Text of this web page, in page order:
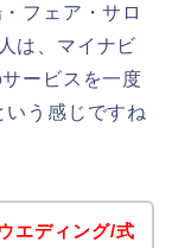
フェア・サロ
は、マイナビ
ービスを一度
う感じですね
エディング/式